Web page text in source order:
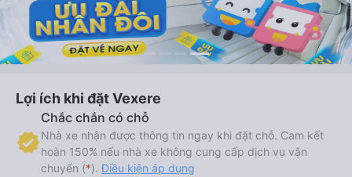
Lợi ích khi đặt Vexere
Chắc chắn có chỗ
Nhà xe nhận được thông tin ngay khi đặt chỗ. Cam kết
hoàn 150% nếu nhà xe không cung cấp dịch vụ vận
chuyển (*).Điều kiện áp dụng